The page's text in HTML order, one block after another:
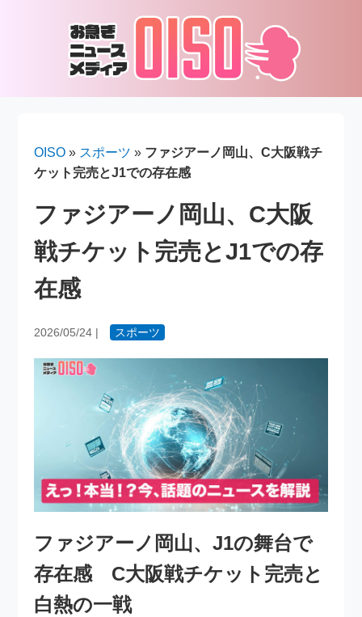
OISO » スポーツ » ファジアーノ岡山、C大阪戦チ
ケット完売とJ1での存在感
ファジアーノ岡山、C大阪
戦チケット完売とJ1での存
在感
2026/05/24 | スポーツ
ファジアーノ岡山、J1の舞台で
存在感 C大阪戦チケット完売と
白熱の一戦